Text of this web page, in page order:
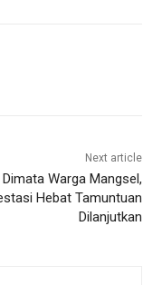
Next article
Warga Mangsel,
Hebat Tamuntuan
Dilanjutkan